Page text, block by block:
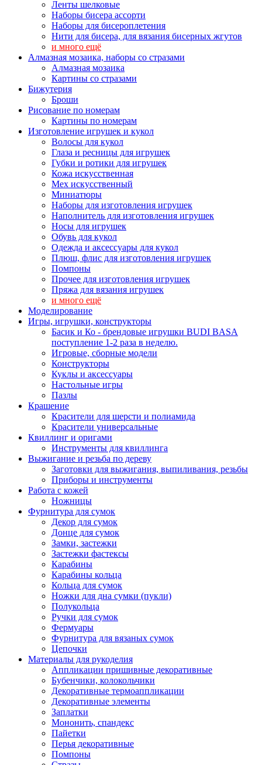
Ленты шелковые
Наборы бисера ассорти
Наборы для бисероплетения
Нити для бисера, для вязания бисерных жгутов
и много ещё
Алмазная мозаика, наборы со стразами
Алмазная мозаика
Картины co стразами
Бижутерия
Броши
Рисование по номерам
Картины по номерам
Изготовление игрушек и кукол
Волосы для кукол
Глаза и ресницы для игрушек
Губки и ротики для игрушек
Кожа искусственная
Мех искусственный
Миниатюры
Наборы для изготовления игрушек
Наполнитель для изготовления игрушек
Носы для игрушек
Обувь для кукол
Одежда и аксессуары для кукол
Плюш, флис для изготовления игрушек
Помпоны
Прочее для изготовления игрушек
Пряжа для вязания игрушек
и много ещё
Моделирование
Игры, игрушки, конструкторы
Басик и Ко - брендовые игрушки BUDI BASA
поступление 1-2 раза в неделю.
Игровые, сборные модели
Конструкторы
Куклы и аксессуары
Настольные игры
Пазлы
Крашение
Красители для шерсти и полиамида
Красители универсальные
Квиллинг и оригами
Инструменты для квиллинга
Выжигание и резьба по дереву
Заготовки для выжигания, выпиливания, резьбы
Приборы и инструменты
Работа с кожей
Ножницы
Фурнитура для сумок
Декор для сумок
Донце для сумок
Замки, застежки
Застежки фастексы
Карабины
Карабины кольца
Кольца для сумок
Ножки для дна сумки (пукли)
Полукольца
Ручки для сумок
Фермуары
Фурнитура для вязаных сумок
Цепочки
Материалы для рукоделия
Аппликации пришивные декоративные
Бубенчики, колокольчики
Декоративные термоаппликации
Декоративные элементы
Заплатки
Мононить, спандекс
Пайетки
Перья декоративные
Помпоны